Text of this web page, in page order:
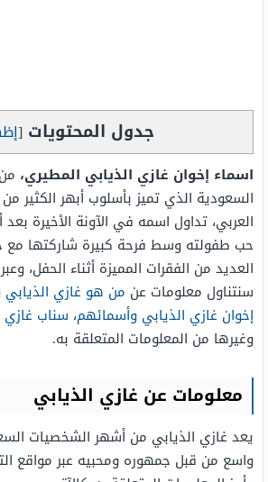
جدول المحتويات [
اسماء إخوان غازي الذيابي المطيري،
السعودية الذي تميز بأسلوب أبهر الكثير
العربي، تداول اسمه في الآونة الأخيرة
حب طفولته وسط فرحة كبيرة شاركتها مع
العديد من الفقرات المميزة أثناء الحفل،
سنتناول معلومات عن من هو غازي الذيابي
إخوان غازي الذيابي وأسمائهم، سناب غازي
وغيرها من المعلومات المتعلقة به.
معلومات عن غازي الذيابي
يعد غازي الذيابي من أشهر الشخصيات
واسع من قبل جمهوره ومحبيه عبر مواقع